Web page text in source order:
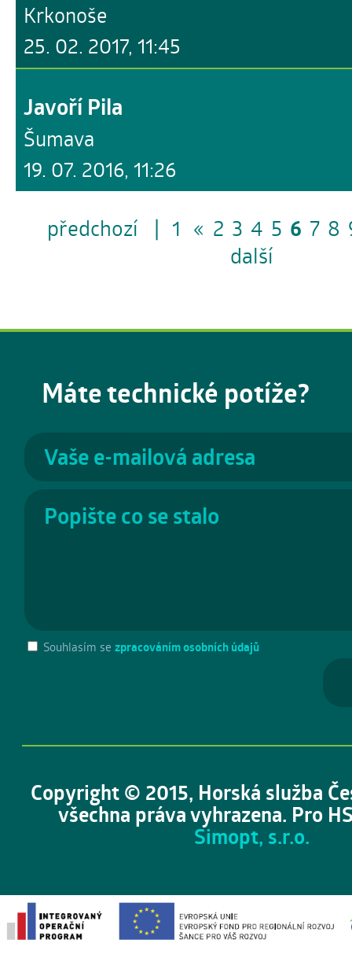
25. 02. 2017, 11:45
Krkonoše
19. 07. 2016, 11:26
Javoří Pila
Šumava
předchozí | 1 « 2 3 4 5 6 7 8
další
Máte technické potíže?
Souhlasím se zpracováním osobních údajů
Copyright © 2015, Horská služba
všechna práva vyhrazena. Pro
Simopt, s.r.o.